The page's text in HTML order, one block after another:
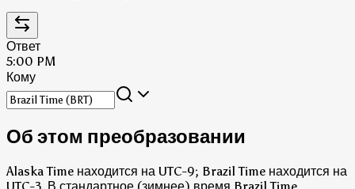
Ответ
5:00 PM
Кому
Об этом преобразовании
Alaska Time находится на UTC-9; Brazil Time находится на
UTC-3. В стандартное (зимнее) время Brazil Time